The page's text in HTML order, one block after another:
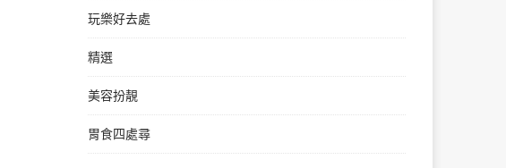
玩樂好去處
精選
美容扮靚
胃食四處尋